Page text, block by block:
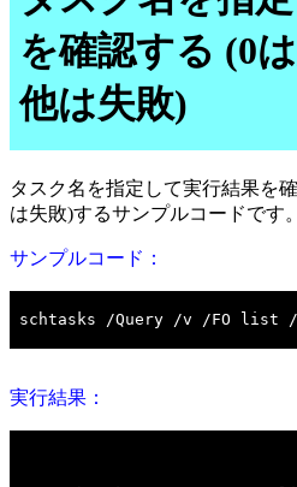
を確認する (0
他は失敗)
タスク名を指定して実行結果を
は失敗)するサンプルコードです。
サンプルコード：
実行結果：